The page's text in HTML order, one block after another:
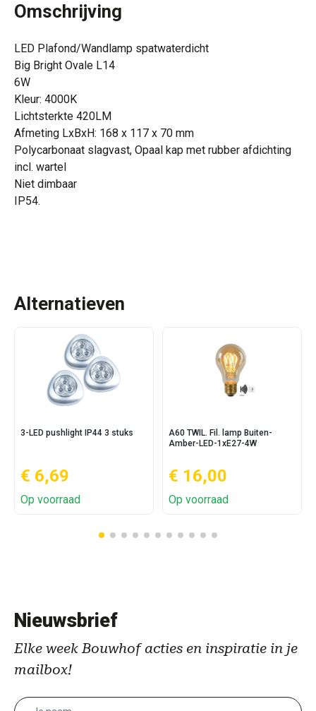
Omschrijving
LED Plafond/Wandlamp spatwaterdicht
Big Bright Ovale L14
6W
Kleur: 4000K
Lichtsterkte 420LM
Afmeting LxBxH: 168 x 117 x 70 mm
Polycarbonaat slagvast, Opaal kap met rubber afdichting
incl. wartel
Niet dimbaar
IP54.
Alternatieven
3-LED pushlight IP44 3 stuks
€ 6,69
Op voorraad
A60 TWIL. Fil. lamp Buiten-
Amber-LED-1xE27-4W
€ 16,00
Op voorraad
Nieuwsbrief
Elke week Bouwhof acties en inspiratie in je
mailbox!